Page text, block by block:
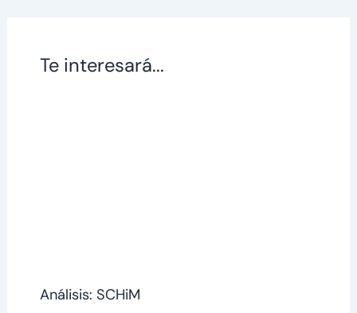
Te interesará...
Análisis: SCHiM